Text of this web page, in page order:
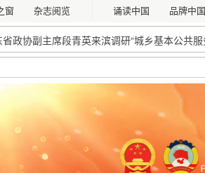
窗 杂志阅览
诵读中国
品牌中国
特色高校以“教育、科技、人才” 一体化建设
简单，骑行平安——广西电动自行车 以旧换新
统工艺高质量传承发展
国货“潮品”消费增长点